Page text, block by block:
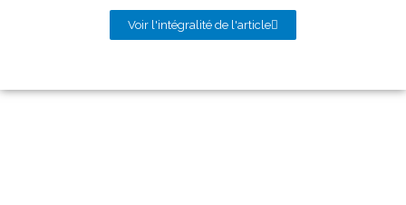
Voir l'intégralité de l'article